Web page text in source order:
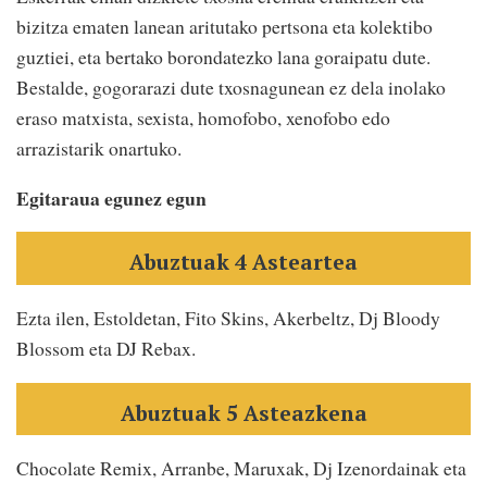
bizitza ematen lanean aritutako pertsona eta kolektibo
guztiei, eta bertako borondatezko lana goraipatu dute.
Bestalde, gogorarazi dute txosnagunean ez dela inolako
eraso matxista, sexista, homofobo, xenofobo edo
arrazistarik onartuko.
Egitaraua egunez egun
Abuztuak 4 Asteartea
Ezta ilen, Estoldetan, Fito Skins, Akerbeltz, Dj Bloody
Blossom eta DJ Rebax.
Abuztuak 5 Asteazkena
Chocolate Remix, Arranbe, Maruxak, Dj Izenordainak eta